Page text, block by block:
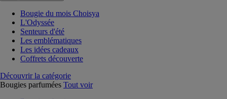
Bougie du mois Choisya
L'Odyssée
Senteurs d'été
Les emblématiques
Les idées cadeaux
Coffrets découverte
Découvrir la catégorie
Bougies parfumées Tout voir